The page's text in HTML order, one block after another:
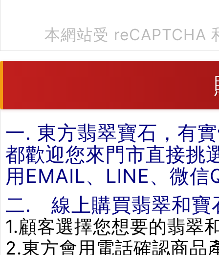
本網站受 reCAPTCHA
一. 東方翡翠寶石，有
都歡迎您來門市直接挑
用EMAIL、LINE、微信
二. 線上購買翡翠和寶
1.顧客選擇您想要的翡翠
2.東方會用電話確認商品